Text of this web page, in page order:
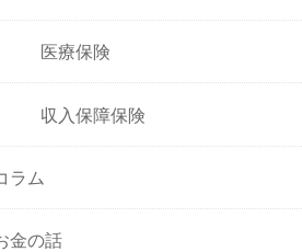
医療保険
収入保障保険
ラム
金の話